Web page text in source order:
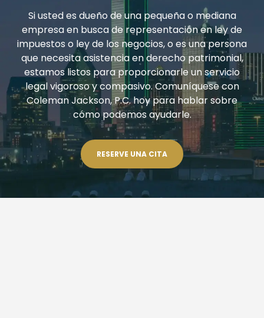
Si usted es dueño de una pequeña o mediana
empresa en busca de representación en ley de
impuestos o ley de los negocios, o es una persona
que necesita asistencia en derecho patrimonial,
estamos listos para proporcionarle un servicio
legal vigoroso y compasivo. Comuníquese con
Coleman Jackson, P.C. hoy para hablar sobre
cómo podemos ayudarle.
RESERVE UNA CITA